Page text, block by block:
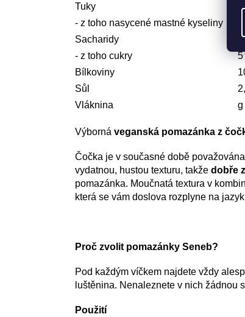
Tuky
- z toho nasycené mastné kyseliny
Sacharidy
- z toho cukry
5
Bílkoviny
Sůl
Vláknina
g
Výborná veganská pomazánka z
Čočka je v současné době
vydatnou, hustou texturu, takže dobře
pomazánka. Moučnatá textura v
která se vám doslova rozplyne na
Proč zvolit pomazánky Seneb?
Pod každým víčkem najdete vždy
luštěnina. Nenaleznete v nich žádnou
Použití